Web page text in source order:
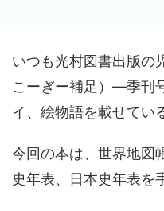
いつも光村図書出版の
こーぎー補足）―季刊
イ、絵物語を載せてい
今回の本は、世界地図
史年表、日本史年表を